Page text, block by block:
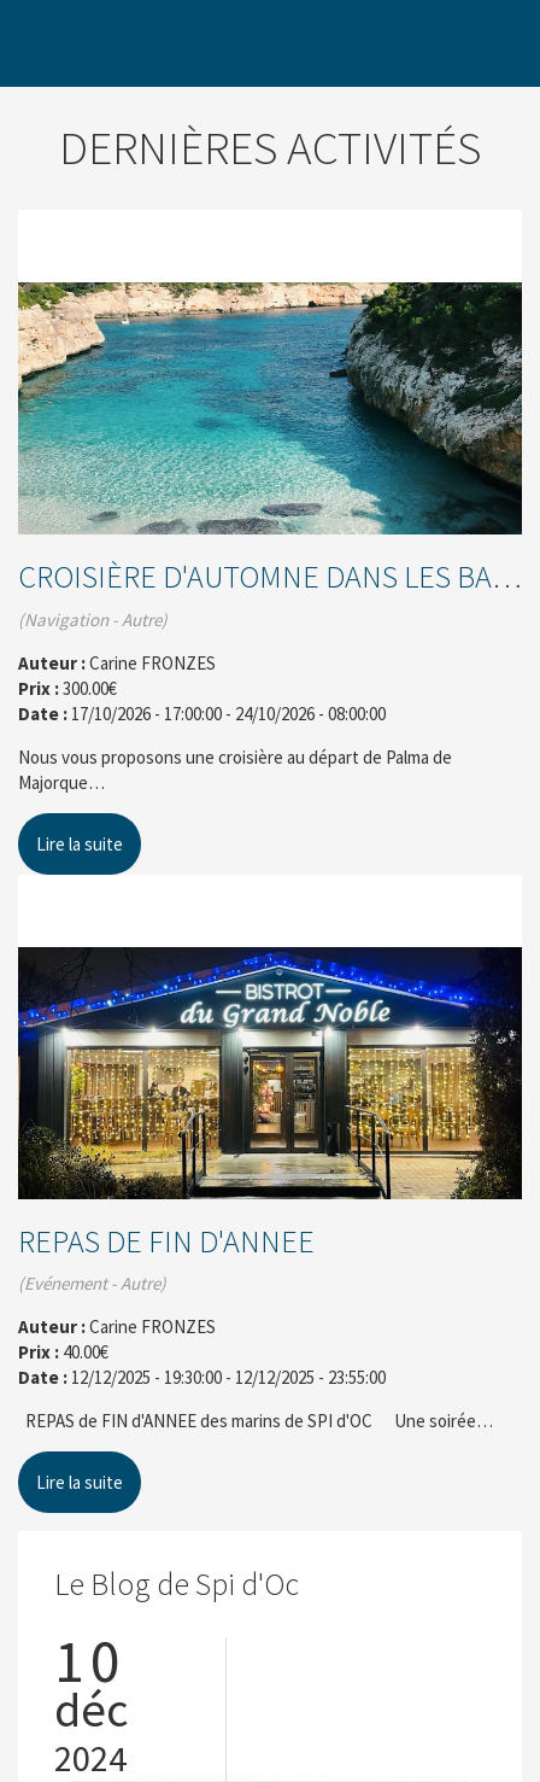
DERNIÈRES ACTIVITÉS
CROISIÈRE D'AUTOMNE DANS LES BALÉARES
(Navigation - Autre)
Auteur :Carine FRONZES
Prix :300.00€
Date : 17/10/2026 - 17:00:00 - 24/10/2026 - 08:00:00
Nous vous proposons une croisière au départ de Palma de
Majorque…
Lire la suite
REPAS DE FIN D'ANNEE
(Evénement - Autre)
Auteur :Carine FRONZES
Prix : 40.00€
Date : 12/12/2025 - 19:30:00 - 12/12/2025 - 23:55:00
REPAS de FIN d'ANNEE des marins de SPI d'OC Une soirée…
Lire la suite
Le Blog de Spi d'Oc
10
déc
2024